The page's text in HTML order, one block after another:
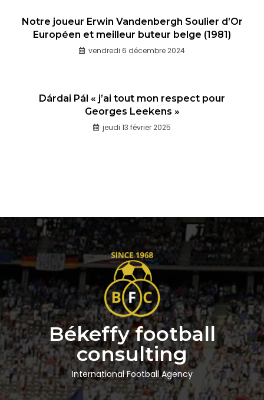
Notre joueur Erwin Vandenbergh Soulier d’Or
Européen et meilleur buteur belge (1981)
vendredi 6 décembre 2024
Dárdai Pál « j’ai tout mon respect pour
Georges Leekens »
jeudi 13 février 2025
Békeffy football
consulting
International Football Agency